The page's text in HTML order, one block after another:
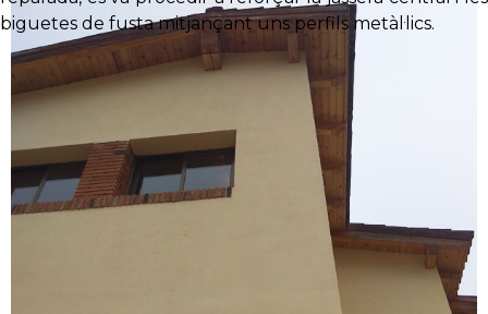
biguetes de fusta mitjançant uns perfils metàl·lics.